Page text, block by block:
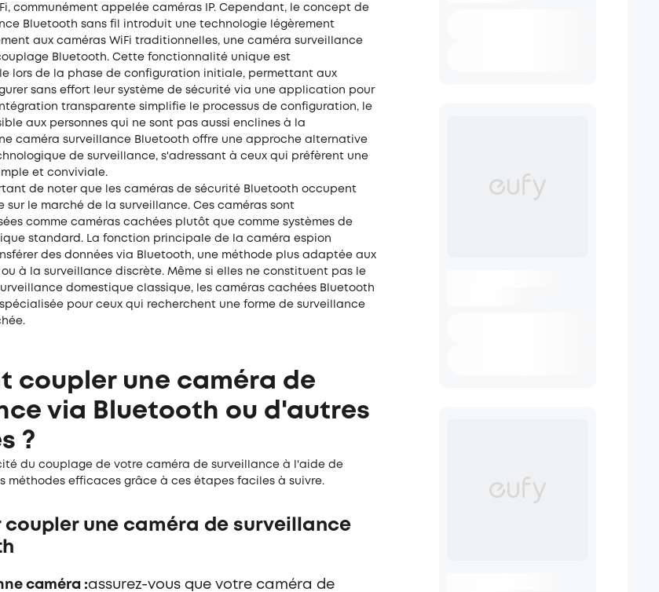
communément appelée caméras IP. Cependant, le concept de
Bluetooth sans fil introduit une technologie légèrement
aux caméras WiFi traditionnelles, une caméra surveillance
Bluetooth. Cette fonctionnalité unique est
lors de la phase de configuration initiale, permettant aux
sans effort leur système de sécurité via une application pour
transparente simplifie le processus de configuration, le
aux personnes qui ne sont pas aussi enclines à la
caméra surveillance Bluetooth offre une approche alternative
de surveillance, s'adressant à ceux qui préfèrent une
et conviviale.
de noter que les caméras de sécurité Bluetooth occupent
sur le marché de la surveillance. Ces caméras sont
comme caméras cachées plutôt que comme systèmes de
standard. La fonction principale de la caméra espion
des données via Bluetooth, une méthode plus adaptée aux
à la surveillance discrète. Même si elles ne constituent pas le
domestique classique, les caméras cachées Bluetooth
pour ceux qui recherchent une forme de surveillance
coupler une caméra de
via Bluetooth ou d'autres
?
du couplage de votre caméra de surveillance à l'aide de
méthodes efficaces grâce à ces étapes faciles à suivre.
coupler une caméra de surveillance
caméra :assurez-vous que votre caméra de